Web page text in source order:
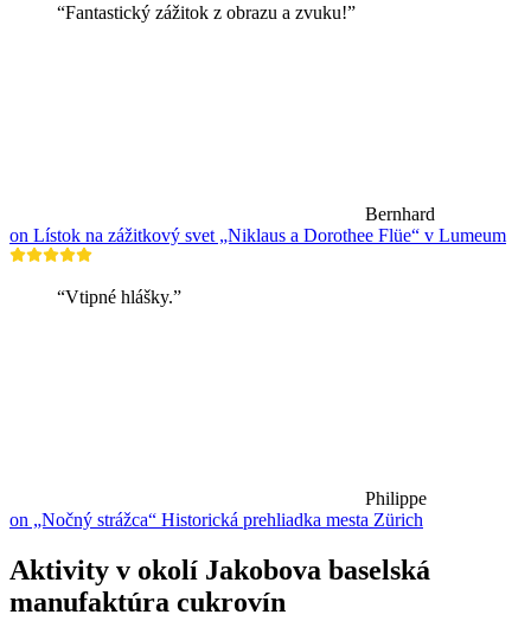
“Fantastický zážitok z obrazu a zvuku!”
Bernhard
on Lístok na zážitkový svet „Niklaus a Dorothee Flüe“ v Lumeum
“Vtipné hlášky.”
Philippe
on „Nočný strážca“ Historická prehliadka mesta Zürich
Aktivity v okolí Jakobova baselská
manufaktúra cukrovín